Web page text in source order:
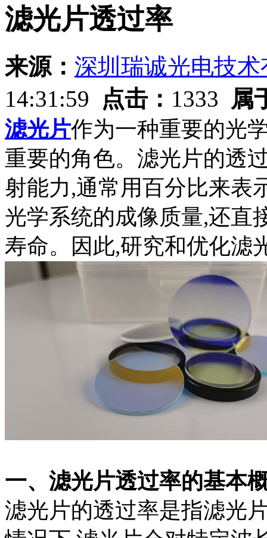
滤光片透过率
来源： 深圳瑞诚光电技
14:31:59
点击： 1333 属
滤光片作为一种重要的光
重要的角色。滤光片的透
射能力,通常用百分比来表
光学系统的成像质量,还直
寿命。因此,研究和优化滤
一、滤光片透过率的基本
滤光片的透过率是指滤光